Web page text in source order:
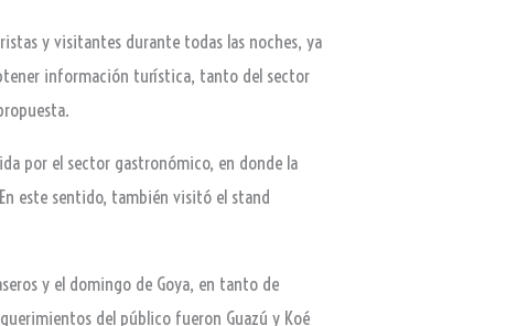
y visitantes durante todas las noches, ya
información turística, tanto del sector
por el sector gastronómico, en donde la
este sentido, también visitó el stand
y el domingo de Goya, en tanto de
del público fueron Guazú y Koé